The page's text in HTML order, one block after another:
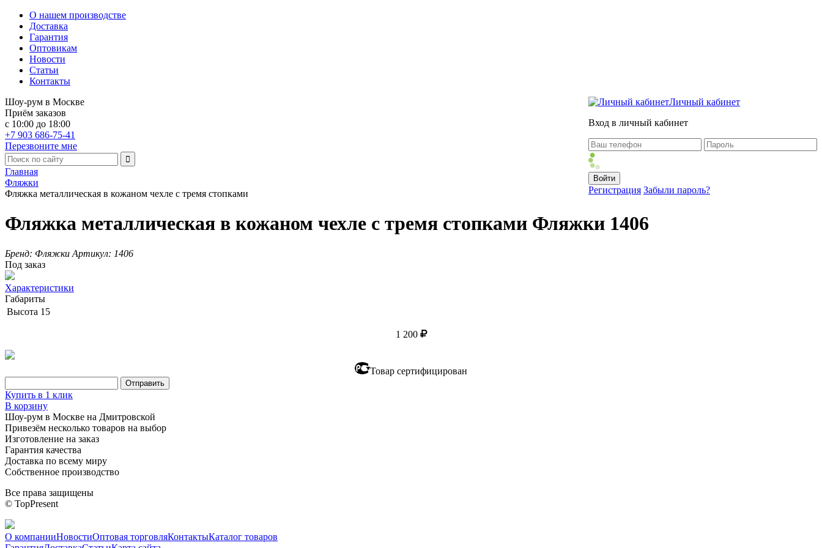
О нашем производстве
Доставка
Гарантия
Оптовикам
Новости
Статьи
Контакты
Личный кабинет
Вход в личный кабинет
Регистрация Забыли пароль?
Шоу-рум в Москве
Приём заказов
с 10:00 до 18:00
+7 903 686-75-41
Перезвоните мне
Главная
Фляжки
Фляжка металлическая в кожаном чехле с тремя стопками
Фляжка металлическая в кожаном чехле с тремя стопками Фляжки 1406
Бренд: Фляжки Артикул: 1406
Под заказ
Характеристики
Габариты
Высота 15
1 200
Товар сертифицирован
Купить в 1 клик
В корзину
Шоу-рум в Москве на Дмитровской
Привезём несколько товаров на выбор
Изготовление на заказ
Гарантия качества
Доставка по всему миру
Собственное производство
Все права защищены
© TopPresent
О компанииНовостиОптовая торговляКонтактыКаталог товаров